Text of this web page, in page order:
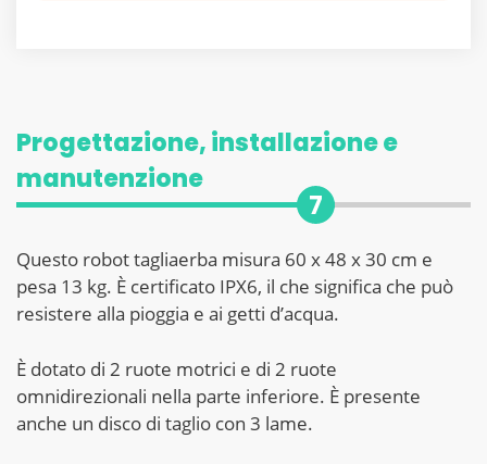
Progettazione, installazione e
manutenzione
7
Questo robot tagliaerba misura 60 x 48 x 30 cm e
pesa 13 kg. È certificato IPX6, il che significa che può
resistere alla pioggia e ai getti d’acqua.
È dotato di 2 ruote motrici e di 2 ruote
omnidirezionali nella parte inferiore. È presente
anche un disco di taglio con 3 lame.